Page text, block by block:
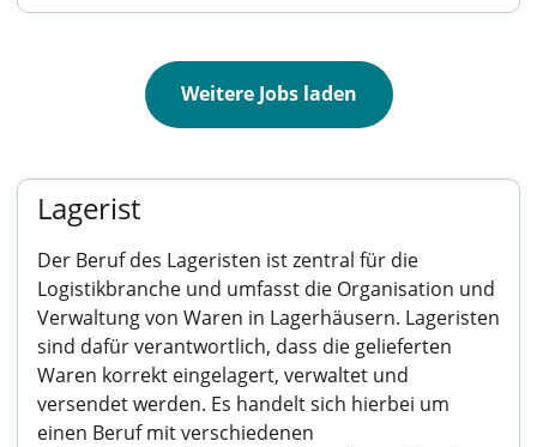
Weitere Jobs laden
Lagerist
Der Beruf des Lageristen ist zentral für die
Logistikbranche und umfasst die Organisation und
Verwaltung von Waren in Lagerhäusern. Lageristen
sind dafür verantwortlich, dass die gelieferten
Waren korrekt eingelagert, verwaltet und
versendet werden. Es handelt sich hierbei um
einen Beruf mit verschiedenen